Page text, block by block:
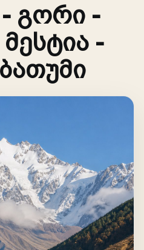
გორი -
-